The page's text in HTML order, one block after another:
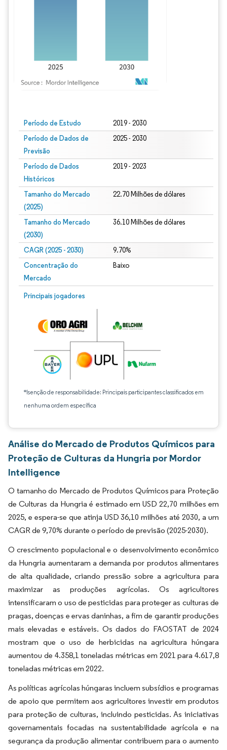
Período de Estudo 2019 - 2030
Período de Dados de
Previsão
2025 - 2030
Período de Dados
Históricos
2019 - 2023
Tamanho do Mercado
(2025)
22.70 Milhões de dólares
Tamanho do Mercado
(2030)
36.10 Milhões de dólares
CAGR (2025 - 2030) 9.70%
Concentração do
Mercado
Baixo
Principais jogadores
*Isenção de responsabilidade: Principais participantes classificados em
nenhuma ordem específica
Análise do Mercado de Produtos Químicos para
Proteção de Culturas da Hungria por Mordor
Intelligence
O tamanho do Mercado de Produtos Químicos para Proteção
de Culturas da Hungria é estimado em USD 22,70 milhões em
2025, e espera-se que atinja USD 36,10 milhões até 2030, a um
CAGR de 9,70% durante o período de previsão (2025-2030).
O crescimento populacional e o desenvolvimento econômico
da Hungria aumentaram a demanda por produtos alimentares
de alta qualidade, criando pressão sobre a agricultura para
maximizar as produções agrícolas. Os agricultores
intensificaram o uso de pesticidas para proteger as culturas de
pragas, doenças e ervas daninhas, a fim de garantir produções
mais elevadas e estáveis. Os dados do FAOSTAT de 2024
mostram que o uso de herbicidas na agricultura húngara
aumentou de 4.358,1 toneladas métricas em 2021 para 4.617,8
toneladas métricas em 2022.
As políticas agrícolas húngaras incluem subsídios e programas
de apoio que permitem aos agricultores investir em produtos
para proteção de culturas, incluindo pesticidas. As iniciativas
governamentais focadas na sustentabilidade agrícola e na
segurança da produção alimentar contribuem para o aumento